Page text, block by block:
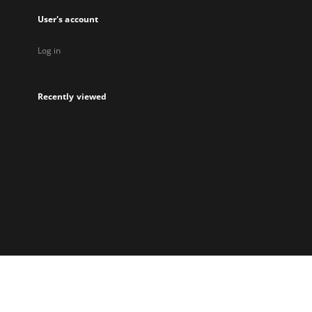
User's account
Log in
Recently viewed